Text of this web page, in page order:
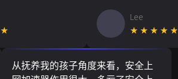
Lee
★★★★★
从抚养我的孩子角度来看，安全上